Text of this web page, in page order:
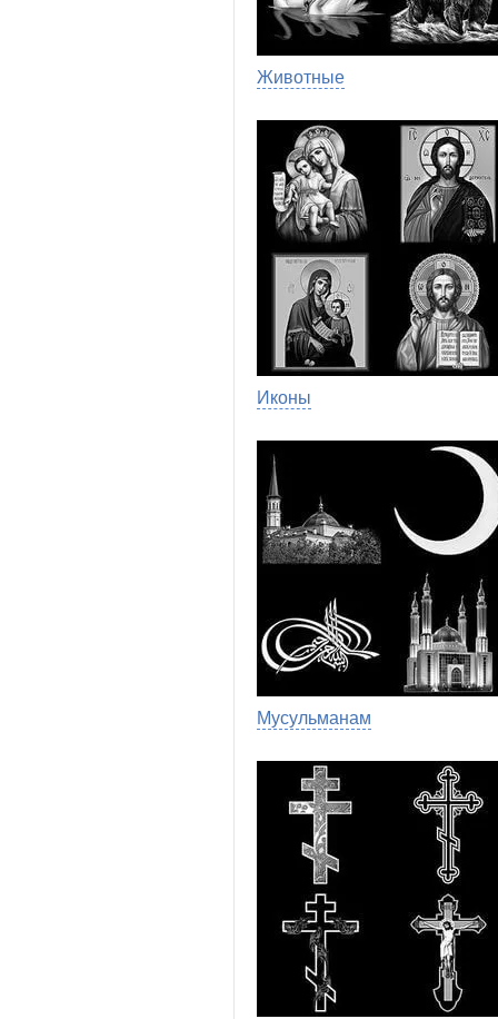
Животные
Иконы
Мусульманам